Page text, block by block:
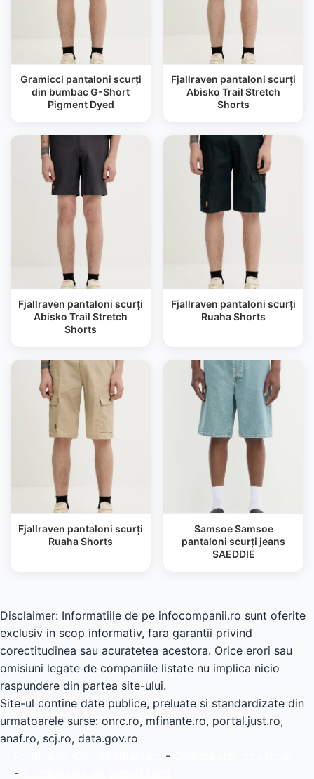
Gramicci pantaloni scurți
din bumbac G-Short
Pigment Dyed
Fjallraven pantaloni scurți
Abisko Trail Stretch
Shorts
Fjallraven pantaloni scurți
Abisko Trail Stretch
Shorts
Fjallraven pantaloni scurți
Ruaha Shorts
Fjallraven pantaloni scurți
Ruaha Shorts
Samsoe Samsoe
pantaloni scurți jeans
SAEDDIE
Disclaimer: Informatiile de pe infocompanii.ro sunt oferite
exclusiv in scop informativ, fara garantii privind
corectitudinea sau acuratetea acestora. Orice erori sau
omisiuni legate de companiile listate nu implica nicio
raspundere din partea site-ului.
Site-ul contine date publice, preluate si standardizate din
urmatoarele surse: onrc.ro, mfinante.ro, portal.just.ro,
anaf.ro, scj.ro, data.gov.ro
-
-